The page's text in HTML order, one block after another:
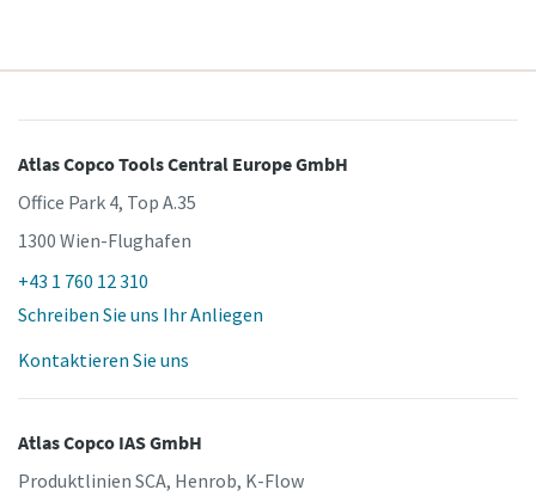
Atlas Copco Tools Central Europe GmbH
Office Park 4, Top A.35
1300 Wien-Flughafen
+43 1 760 12 310
Schreiben Sie uns Ihr Anliegen
Kontaktieren Sie uns
Atlas Copco IAS GmbH
Produktlinien SCA, Henrob, K-Flow